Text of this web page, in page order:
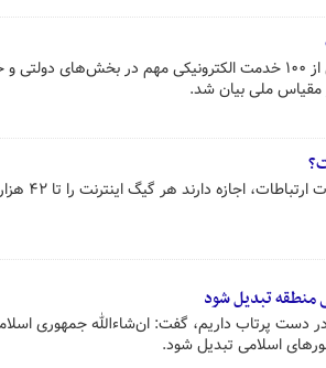
در پی حملات سایبری و تلاش برای حمله به بیش از ۱۰۰ خدمت الکترونیکی مهم در
مقیاس ملی بیان شد.
منطقه تبدیل شود
دست پرتاب داریم، گفت: ان‌شاءالله جمهوری
اسلامی تبدیل شود.